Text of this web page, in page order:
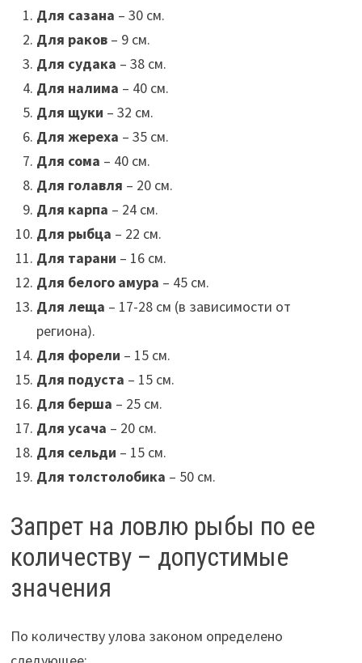
Для сазана – 30 см.
Для раков– 9 см.
Для судака – 38 см.
Для налима – 40 см.
Для щуки – 32 см.
Для жереха – 35 см.
Для сома – 40 см.
Для голавля – 20 см.
Для карпа – 24 см.
Для рыбца – 22 см.
Для тарани – 16 см.
Для белого амура – 45 см.
Для леща – 17-28 см (в зависимости от
региона).
Для форели – 15 см.
Для подуста – 15 см.
Для берша – 25 см.
Для усача – 20 см.
Для сельди – 15 см.
Для толстолобика – 50 см.
Запрет на ловлю рыбы по ее
количеству – допустимые
значения
По количеству улова законом определено